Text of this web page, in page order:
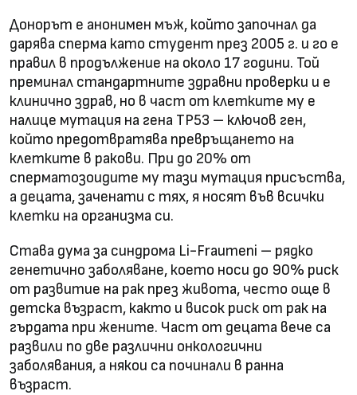
Донорът е анонимен мъж, който започнал да
дарява сперма като студент през 2005 г. и го е
правил в продължение на около 17 години. Той
преминал стандартните здравни проверки и е
клинично здрав, но в част от клетките му е
налице мутация на гена TP53 – ключов ген,
който предотвратява превръщането на
клетките в ракови. При до 20% от
сперматозоидите му тази мутация присъства,
а децата, заченати с тях, я носят във всички
клетки на организма си.
Става дума за синдрома Li-Fraumeni – рядко
генетично заболяване, което носи до 90% риск
от развитие на рак през живота, често още в
детска възраст, както и висок риск от рак на
гърдата при жените. Част от децата вече са
развили по две различни онкологични
заболявания, а някои са починали в ранна
възраст.